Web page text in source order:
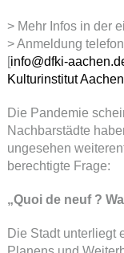
> Mehr Infos in der
> Anmeldung
[info@dfki-
Kulturinstitut Aachen
Die Pandemie
Nachbarstädte
ungesehen
berechtigte Frage:
„Quoi de neuf ?
Die Stadt unterliegt